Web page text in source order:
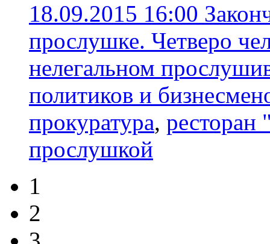
18.09.2015 16:00
прослушке. Четверо
нелегальном
политиков и
прокуратура, ресторан
прослушкой
1
2